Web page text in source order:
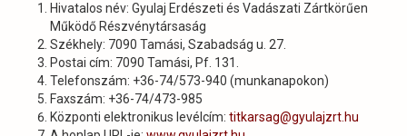
Hivatalos név: Gyulaj Erdészeti és Vadászati Zártkörűen
Működő Részvénytársaság
Székhely: 7090 Tamási, Szabadság u. 27.
Postai cím: 7090 Tamási, Pf. 131.
Telefonszám: +36-74/573-940 (munkanapokon)
Faxszám: +36-74/473-985
Központi elektronikus levélcím: titkarsag@gyulajzrt.hu